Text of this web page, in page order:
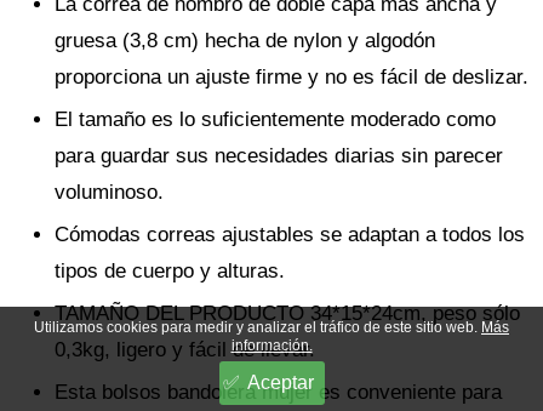
gruesa (3,8 cm) hecha de nylon y algodón
proporciona un ajuste firme y no es fácil de deslizar.
El tamaño es lo suficientemente moderado como
para guardar sus necesidades diarias sin parecer
voluminoso.
Cómodas correas ajustables se adaptan a todos los
tipos de cuerpo y alturas.
TAMAÑO DEL PRODUCTO 34*15*24cm, peso sólo
0,3kg, ligero y fácil de llevar.
Esta bolsos bandolera mujer es conveniente para
Utilizamos cookies para medir y analizar el tráfico de este sitio web. Más
información.
Aceptar